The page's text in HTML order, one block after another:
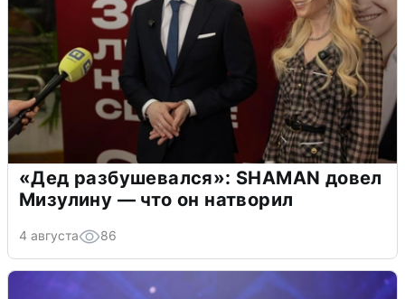
«Дед разбушевался»: SHAMAN довел
Мизулину — что он натворил
4 августа 86